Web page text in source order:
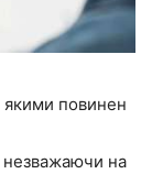
якими повинен
незважаючи на